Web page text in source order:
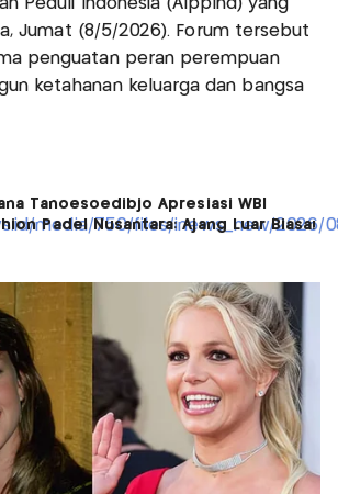
Peduli Indonesia (Alppind) yang
Jumat (8/5/2026). Forum tersebut
penguatan peran perempuan
ketahanan keluarga dan bangsa
Tanoesoedibjo Apresiasi WBI
Padel Nusantara: Ajang Luar Biasa!